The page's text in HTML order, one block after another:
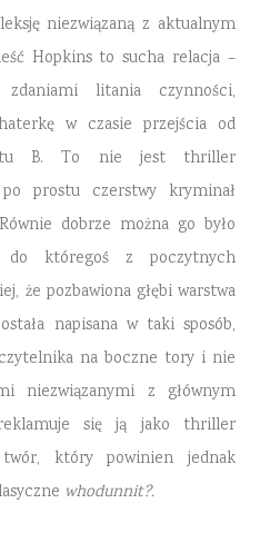
niezwiązaną z aktualnym
Hopkins to sucha relacja –
litania czynności,
w czasie przejścia od
B. To nie jest thriller
prostu czerstwy kryminał
dobrze można go było
do któregoś z poczytnych
że pozbawiona głębi warstwa
napisana w taki sposób,
na boczne tory i nie
niezwiązanymi z głównym
się ją jako thriller
który powinien jednak
whodunnit?.